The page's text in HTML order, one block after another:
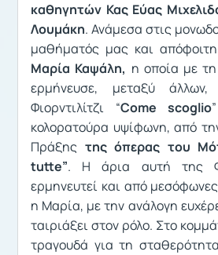
καθηγητών Κας Εύας
Λουμάκη. Ανάμεσα στις
μαθήματός μας και
Μαρία Καψάλη, η οποία με
ερμήνευσε, μεταξύ
Φιορντιλίτζι “Come scoglio
κολορατούρα υψίφωνη, από
Πράξης της όπερας του
tutte”. Η άρια αυτή της
ερμηνευτεί και από
η Μαρία, με την ανάλογη
ταιριάξει στον ρόλο. Στο
τραγουδά για τη